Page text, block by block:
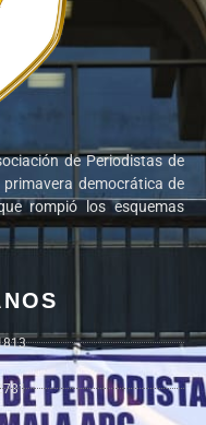
de Periodistas de
democrática de
rompió los esquemas